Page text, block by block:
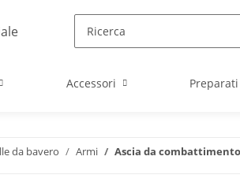
Accessori
da bavero Armi Ascia da combattimento